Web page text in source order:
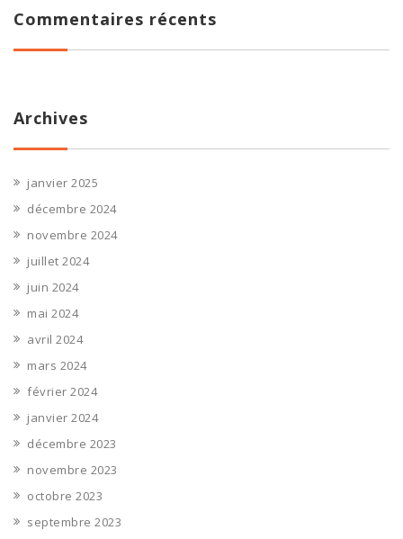
Commentaires récents
Archives
janvier 2025
décembre 2024
novembre 2024
juillet 2024
juin 2024
mai 2024
avril 2024
mars 2024
février 2024
janvier 2024
décembre 2023
novembre 2023
octobre 2023
septembre 2023